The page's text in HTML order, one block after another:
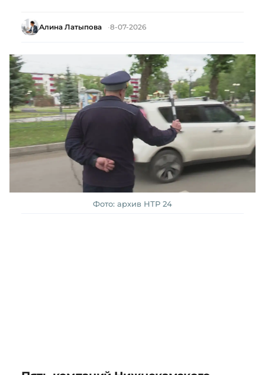
Алина Латыпова 8-07-2026
Фото: архив НТР 24